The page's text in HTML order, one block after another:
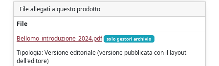
File allegati a questo prodotto
File
Bellomo_introduzione_2024.pdf
solo gestori archivio
Tipologia: Versione editoriale (versione pubblicata con il layout
dell'editore)